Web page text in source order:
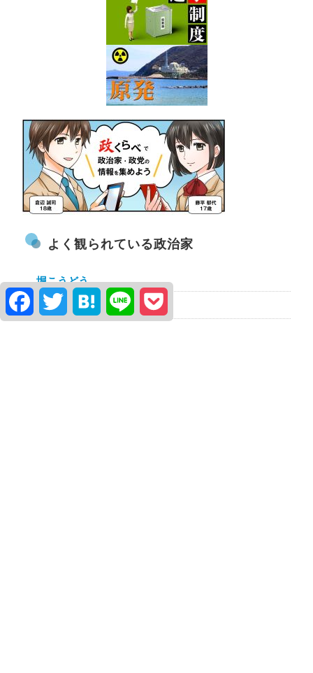
よく観られている政治家
堀こうどう
柿沼はるき
FacebookTwitter Hatena Line Pocket